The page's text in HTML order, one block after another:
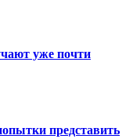
уже почти
представить